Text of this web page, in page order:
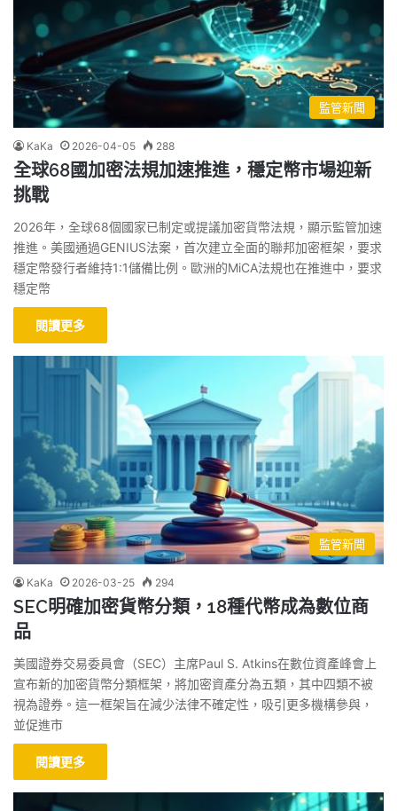
監管新聞
KaKa 2026-04-05 288
全球68國加密法規加速推進，穩定幣市場迎新
挑戰
2026年，全球68個國家已制定或提議加密貨幣法規，顯示監管加速
推進。美國通過GENIUS法案，首次建立全面的聯邦加密框架，要求
穩定幣發行者維持1:1儲備比例。歐洲的MiCA法規也在推進中，要求
穩定幣
閱讀更多
監管新聞
KaKa 2026-03-25 294
SEC明確加密貨幣分類，18種代幣成為數位商
品
美國證券交易委員會（SEC）主席Paul S. Atkins在數位資產峰會上
宣布新的加密貨幣分類框架，將加密資產分為五類，其中四類不被
視為證券。這一框架旨在減少法律不確定性，吸引更多機構參與，
並促進市
閱讀更多